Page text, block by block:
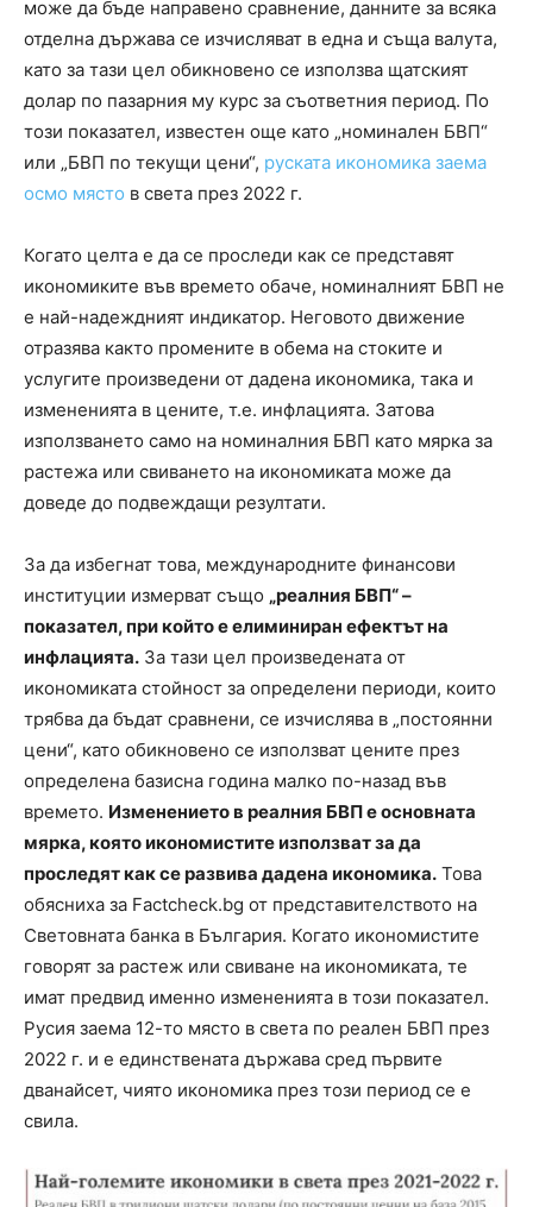
може да бъде направено сравнение, данните за всяка
отделна държава се изчисляват в една и съща валута,
като за тази цел обикновено се използва щатският
долар по пазарния му курс за съответния период. По
този показател, известен още като „номинален БВП“
или „БВП по текущи цени“, руската икономика заема
осмо място в света през 2022 г.
Когато целта е да се проследи как се представят
икономиките във времето обаче, номиналният БВП не
е най-надеждният индикатор. Неговото движение
отразява както промените в обема на стоките и
услугите произведени от дадена икономика, така и
измененията в цените, т.е. инфлацията. Затова
използването само на номиналния БВП като мярка за
растежа или свиването на икономиката може да
доведе до подвеждащи резултати.
За да избегнат това, международните финансови
институции измерват също „реалния БВП“ –
показател, при който е елиминиран ефектът на
инфлацията. За тази цел произведената от
икономиката стойност за определени периоди, които
трябва да бъдат сравнени, се изчислява в „постоянни
цени“, като обикновено се използват цените през
определена базисна година малко по-назад във
времето. Изменението в реалния БВП е основната
мярка, която икономистите използват за да
проследят как се развива дадена икономика. Това
обясниха за Factcheck.bg от представителството на
Световната банка в България. Когато икономистите
говорят за растеж или свиване на икономиката, те
имат предвид именно измененията в този показател.
Русия заема 12-то място в света по реален БВП през
2022 г. и е единствената държава сред първите
дванайсет, чиято икономика през този период се е
свила.